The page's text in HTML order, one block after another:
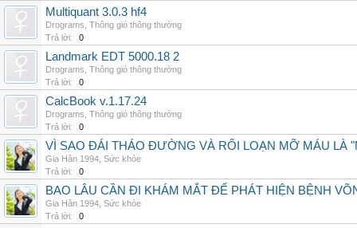
Multiquant 3.0.3 hf4
Drograms Thông gió thông thường
Trả lời:
0
Landmark EDT 5000.18 2
Drograms Thông gió thông thường
Trả lời:
0
CalcBook v.1.17.24
Drograms Thông gió thông thường
Trả lời:
0
VÌ SAO ĐÁI THÁO ĐƯỜNG VÀ RỐI LOẠN MỠ MÁU LÀ
Gia Hân 1994 Sức khỏe
Trả lời:
0
BAO LÂU CẦN ĐI KHÁM MẮT ĐỂ PHÁT HIỆN BỆNH
Gia Hân 1994 Sức khỏe
Trả lời:
0